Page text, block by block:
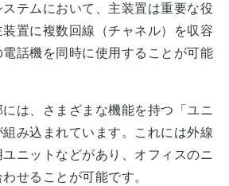
テムにおいて、主装置は重要な役
置に複数回線（チャネル）を収容
話機を同時に使用することが可能
は、さまざまな機能を持つ「ユニ
み込まれています。これには外線
ニットなどがあり、オフィスのニ
せることが可能です。